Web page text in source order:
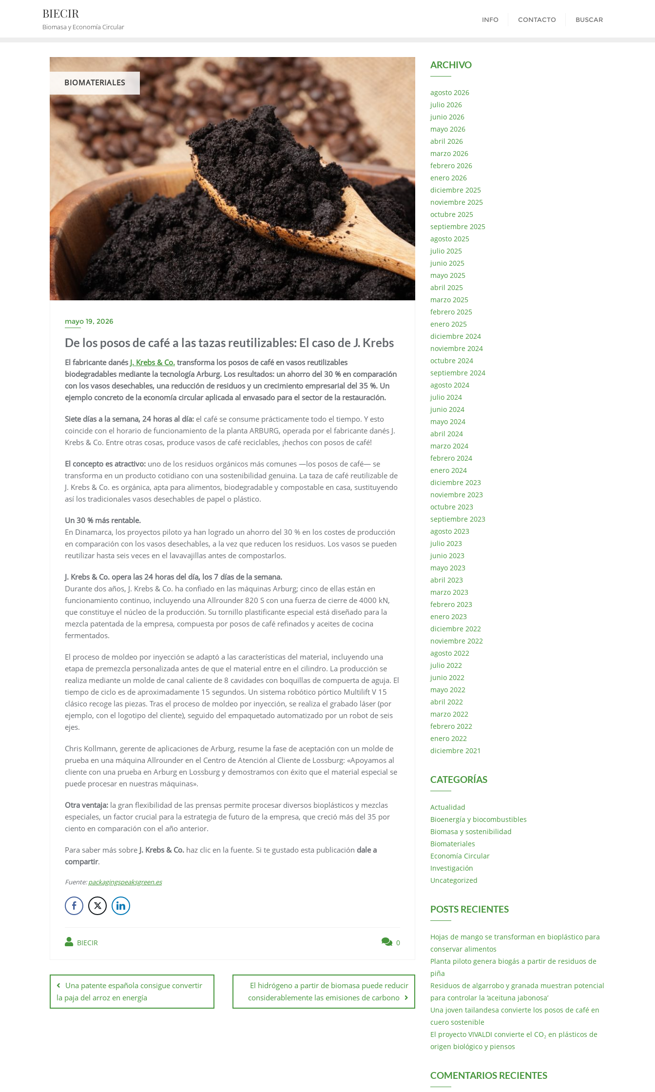
BIECIR
Biomasa y Economía Circular
INFO CONTACTO BUSCAR
BIOMATERIALES
mayo 19, 2026
De los posos de café a las tazas reutilizables: El caso de J. Krebs
El fabricante danés J. Krebs & Co. transforma los posos de café en vasos reutilizables
biodegradables mediante la tecnología Arburg. Los resultados: un ahorro del 30 % en comparación
con los vasos desechables, una reducción de residuos y un crecimiento empresarial del 35 %. Un
ejemplo concreto de la economía circular aplicada al envasado para el sector de la restauración.
Siete días a la semana, 24 horas al día: el café se consume prácticamente todo el tiempo. Y esto
coincide con el horario de funcionamiento de la planta ARBURG, operada por el fabricante danés J.
Krebs & Co. Entre otras cosas, produce vasos de café reciclables, ¡hechos con posos de café!
El concepto es atractivo: uno de los residuos orgánicos más comunes —los posos de café— se
transforma en un producto cotidiano con una sostenibilidad genuina. La taza de café reutilizable de
J. Krebs & Co. es orgánica, apta para alimentos, biodegradable y compostable en casa, sustituyendo
así los tradicionales vasos desechables de papel o plástico.
Un 30 % más rentable.
En Dinamarca, los proyectos piloto ya han logrado un ahorro del 30 % en los costes de producción
en comparación con los vasos desechables, a la vez que reducen los residuos. Los vasos se pueden
reutilizar hasta seis veces en el lavavajillas antes de compostarlos.
J. Krebs & Co. opera las 24 horas del día, los 7 días de la semana.
Durante dos años, J. Krebs & Co. ha confiado en las máquinas Arburg; cinco de ellas están en
funcionamiento continuo, incluyendo una Allrounder 820 S con una fuerza de cierre de 4000 kN,
que constituye el núcleo de la producción. Su tornillo plastificante especial está diseñado para la
mezcla patentada de la empresa, compuesta por posos de café refinados y aceites de cocina
fermentados.
El proceso de moldeo por inyección se adaptó a las características del material, incluyendo una
etapa de premezcla personalizada antes de que el material entre en el cilindro. La producción se
realiza mediante un molde de canal caliente de 8 cavidades con boquillas de compuerta de aguja. El
tiempo de ciclo es de aproximadamente 15 segundos. Un sistema robótico pórtico Multilift V 15
clásico recoge las piezas. Tras el proceso de moldeo por inyección, se realiza el grabado láser (por
ejemplo, con el logotipo del cliente), seguido del empaquetado automatizado por un robot de seis
ejes.
Chris Kollmann, gerente de aplicaciones de Arburg, resume la fase de aceptación con un molde de
prueba en una máquina Allrounder en el Centro de Atención al Cliente de Lossburg: «Apoyamos al
cliente con una prueba en Arburg en Lossburg y demostramos con éxito que el material especial se
puede procesar en nuestras máquinas».
Otra ventaja: la gran flexibilidad de las prensas permite procesar diversos bioplásticos y mezclas
especiales, un factor crucial para la estrategia de futuro de la empresa, que creció más del 35 por
ciento en comparación con el año anterior.
Para saber más sobre J. Krebs & Co. haz clic en la fuente. Si te gustado esta publicación dale a
compartir.
Fuente:packagingspeaksgreen.es
BIECIR 0
Una patente española consigue convertir
la paja del arroz en energía
El hidrógeno a partir de biomasa puede reducir
considerablemente las emisiones de carbono
ARCHIVO
agosto 2026
julio 2026
junio 2026
mayo 2026
abril 2026
marzo 2026
febrero 2026
enero 2026
diciembre 2025
noviembre 2025
octubre 2025
septiembre 2025
agosto 2025
julio 2025
junio 2025
mayo 2025
abril 2025
marzo 2025
febrero 2025
enero 2025
diciembre 2024
noviembre 2024
octubre 2024
septiembre 2024
agosto 2024
julio 2024
junio 2024
mayo 2024
abril 2024
marzo 2024
febrero 2024
enero 2024
diciembre 2023
noviembre 2023
octubre 2023
septiembre 2023
agosto 2023
julio 2023
junio 2023
mayo 2023
abril 2023
marzo 2023
febrero 2023
enero 2023
diciembre 2022
noviembre 2022
agosto 2022
julio 2022
junio 2022
mayo 2022
abril 2022
marzo 2022
febrero 2022
enero 2022
diciembre 2021
CATEGORÍAS
Actualidad
Bioenergía y biocombustibles
Biomasa y sostenibilidad
Biomateriales
Economía Circular
Investigación
Uncategorized
POSTS RECIENTES
Hojas de mango se transforman en bioplástico para
conservar alimentos
Planta piloto genera biogás a partir de residuos de
piña
Residuos de algarrobo y granada muestran potencial
para controlar la ‘aceituna jabonosa’
Una joven tailandesa convierte los posos de café en
cuero sostenible
El proyecto VIVALDI convierte el CO₂ en plásticos de
origen biológico y piensos
COMENTARIOS RECIENTES